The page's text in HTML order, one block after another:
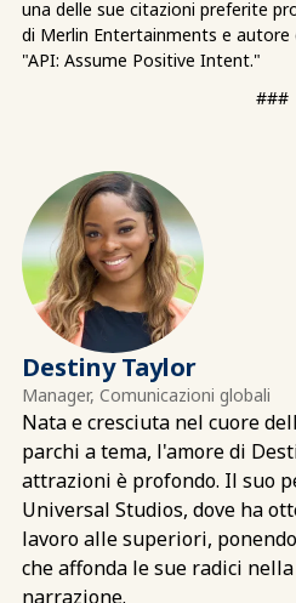
una delle sue citazioni preferite
di Merlin Entertainments e autore
"API: Assume Positive Intent."
###
Destiny Taylor
Manager, Comunicazioni globali
Nata e cresciuta nel cuore
parchi a tema, l'amore di
attrazioni è profondo. Il suo
Universal Studios, dove ha
lavoro alle superiori,
che affonda le sue radici
narrazione.